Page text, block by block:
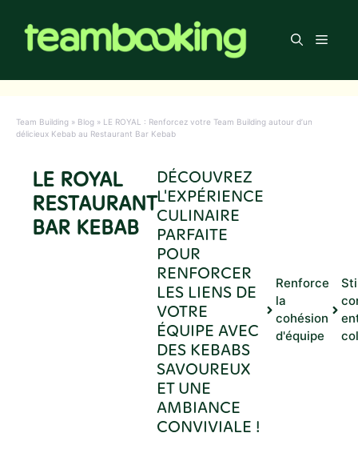
contenu
Menu
Team Building » Blog » LE ROYAL : Renforcez votre Team Building autour d’un
délicieux Kebab au Restaurant Bar Kebab
LE ROYAL
RESTAURANT
BAR KEBAB
DÉCOUVREZ
L'EXPÉRIENCE
CULINAIRE
PARFAITE
POUR
RENFORCER
LES LIENS DE
VOTRE
ÉQUIPE AVEC
DES KEBABS
SAVOUREUX
ET UNE
AMBIANCE
CONVIVIALE !
Renforce
la
cohésion
d'équipe